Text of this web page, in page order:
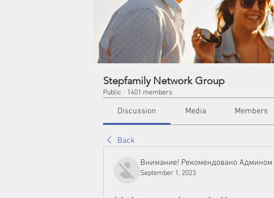
Stepfamily Network Group
Public · 1401 members
Discussion Media Members
Back
Внимание! Рекомендовано Админом
September 1, 2023